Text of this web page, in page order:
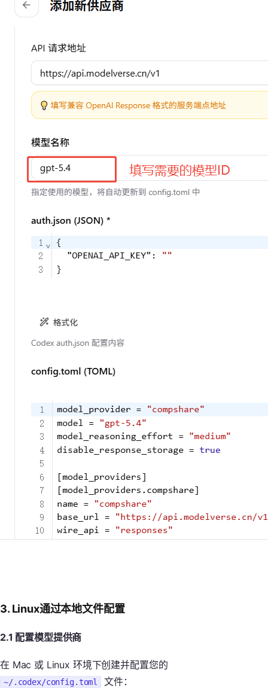
3. Linux通过本地文件配置
2.1 配置模型提供商
在 Mac 或 Linux 环境下创建并配置您的
~/.codex/config.toml 文件：